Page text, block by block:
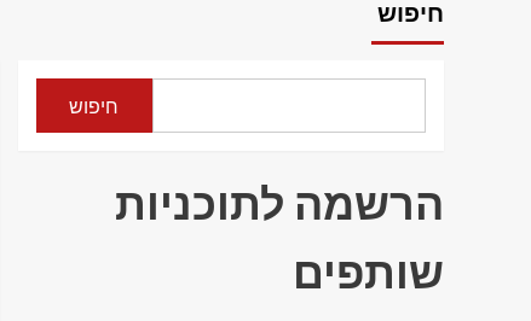
חיפוש
חיפוש
הרשמה לתוכניות
שותפים